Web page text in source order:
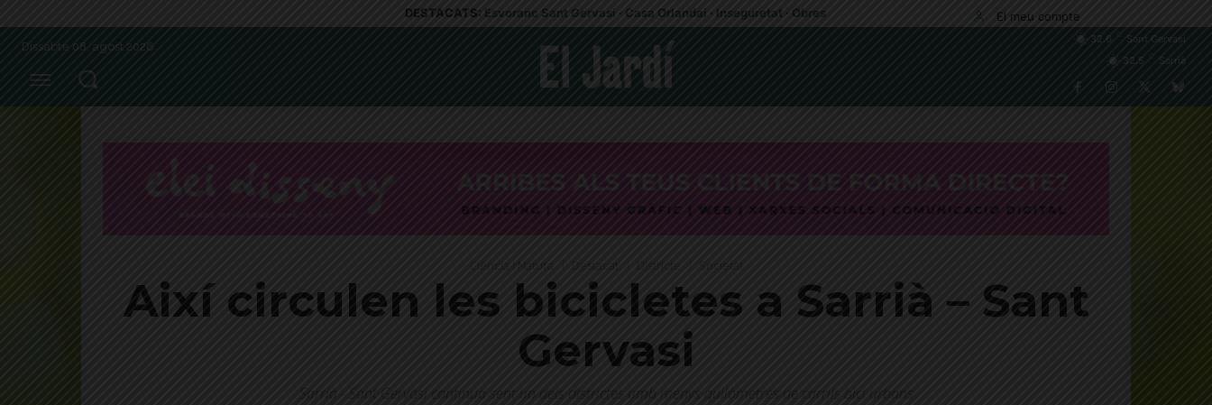
DESTACATS: Esvoranc Sant Gervasi · Casa Orlandai · Inseguretat · Obres El meu compte
Dissabte 08, agost 2026
32.6
Sant Gervasi
32.5
Sarrià
Ciència i Natura Societat
Així circulen les bicicletes a Sarrià – Sant
Gervasi
Sarrià - Sant Gervasi continua sent un dels districtes amb menys quilòmetres de carrils bici urbans